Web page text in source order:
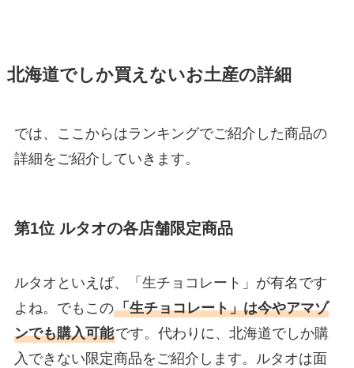
北海道でしか買えないお土産の詳細
では、ここからはランキングでご紹介した商品の
詳細をご紹介していきます。
第1位 ルタオの各店舗限定商品
ルタオといえば、「生チョコレート」が有名です
よね。でもこの「生チョコレート」は今やアマゾ
ンでも購入可能です。代わりに、北海道でしか購
入できない限定商品をご紹介します。ルタオは面